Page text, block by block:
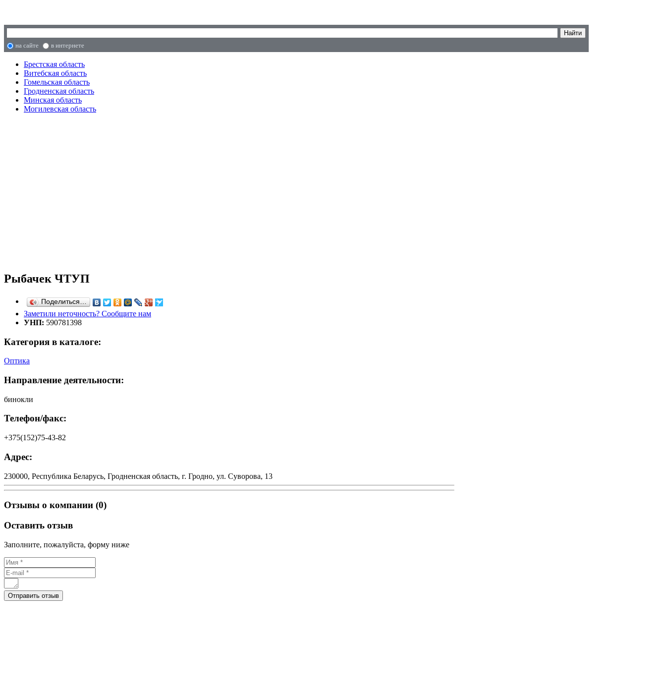
на сайте в интернете
Брестская область
Витебская область
Гомельская область
Гродненская область
Минская область
Могилевская область
Рыбачек ЧТУП
Поделиться…
Заметили неточность? Сообщите нам
УНП: 590781398
Категория в каталоге:
Оптика
Направление деятельности:
бинокли
Телефон/факс:
+375(152)75-43-82
Адрес:
230000, Республика Беларусь, Гродненская область, г. Гродно, ул. Суворова, 13
Отзывы о компании (0)
Оставить отзыв
Заполните, пожалуйста, форму ниже